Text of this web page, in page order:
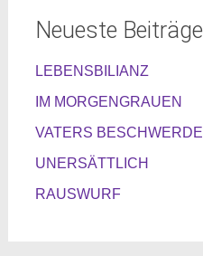
Neueste Beiträge
LEBENSBILIANZ
IM MORGENGRAUEN
VATERS BESCHWERDE
UNERSÄTTLICH
RAUSWURF